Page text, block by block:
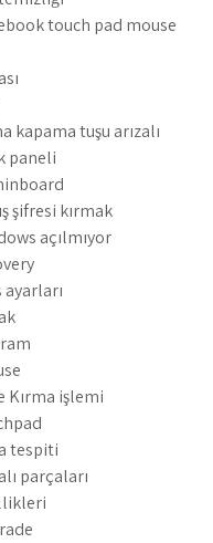
touch pad mouse
kapama tuşu arızalı
paneli
şifresi kırmak
açılmıyor
Kırma işlemi
tespiti
parçaları